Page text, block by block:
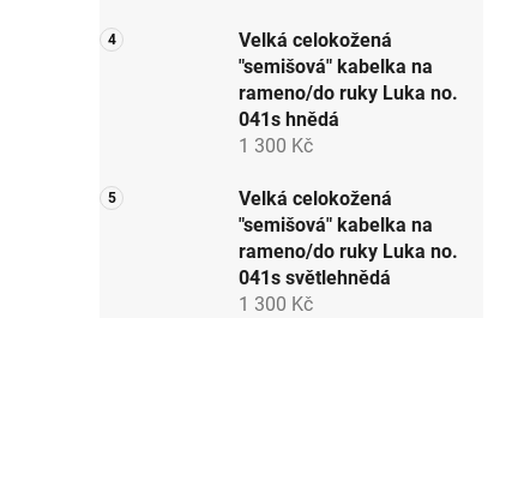
Velká celokožená
"semišová" kabelka na
rameno/do ruky Luka no.
041s hnědá
1 300 Kč
Velká celokožená
"semišová" kabelka na
rameno/do ruky Luka no.
041s světlehnědá
1 300 Kč